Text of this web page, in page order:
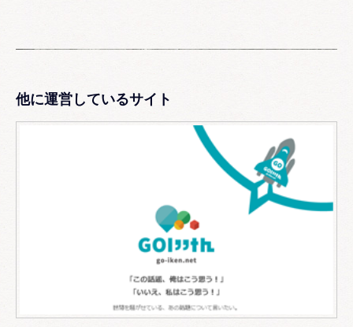
他に運営しているサイト